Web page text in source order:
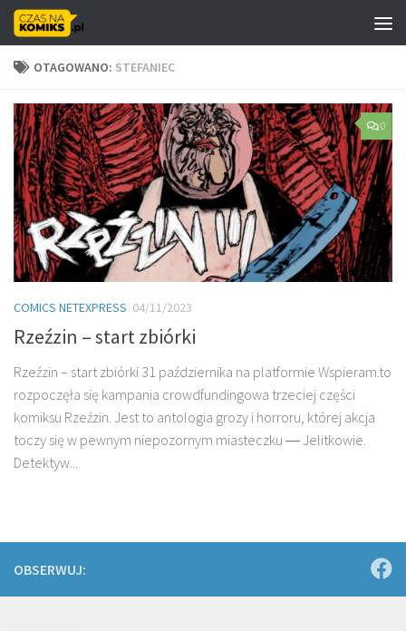
Skip to content
OTAGOWANO: STEFANIEC
0
COMICS NETEXPRESS 04/11/2023
Rzeźzin – start zbiórki
Rzeźzin – start zbiórki 31 października na platformie Wspieram.to
rozpoczęła się kampania crowdfundingowa trzeciej części
komiksu Rzeźzin. Jest to antologia grozy i horroru, której akcja
toczy się w pewnym niepozornym miasteczku ― Jelitkowie.
Detektyw...
OBSERWUJ: